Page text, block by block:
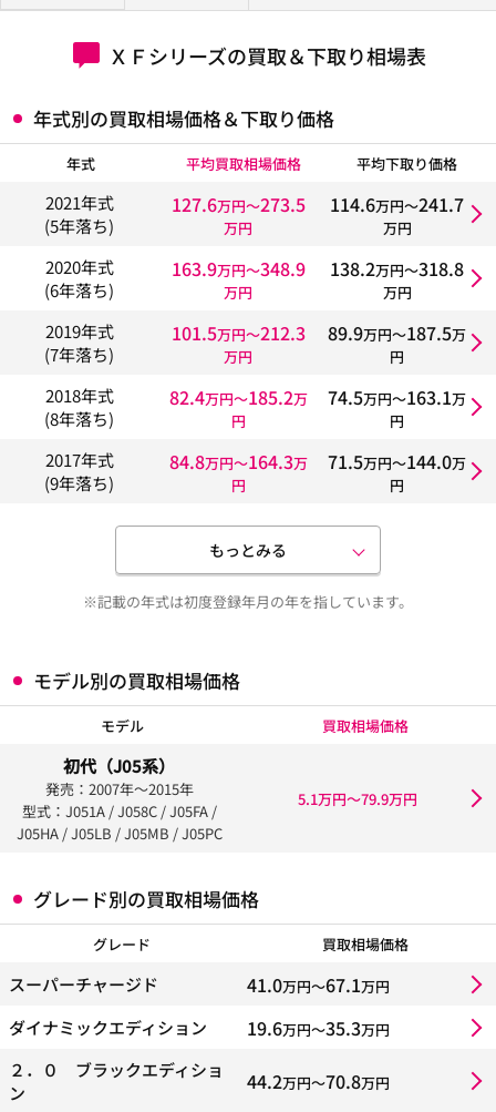
ＸＦシリーズの買取＆下取り相場表
年式別の買取相場価格＆下取り価格
年式 平均買取相場価格 平均下取り価格
2021年式
(5年落ち)
127.6万円〜273.5
万円
114.6万円〜241.7
万円
2020年式
(6年落ち)
163.9万円〜348.9
万円
138.2万円〜318.8
万円
2019年式
(7年落ち)
101.5万円〜212.3
万円
89.9万円〜187.5万
円
2018年式
(8年落ち)
82.4万円〜185.2万
円
74.5万円〜163.1万
円
2017年式
(9年落ち)
84.8万円〜164.3万
円
71.5万円〜144.0万
円
もっとみる
※記載の年式は初度登録年月の年を指しています。
モデル別の買取相場価格
モデル 買取相場価格
初代（J05系）
発売：2007年〜2015年
型式：J051A / J058C / J05FA /
J05HA / J05LB / J05MB / J05PC
5.1万円〜79.9万円
グレード別の買取相場価格
グレード 買取相場価格
スーパーチャージド 41.0万円〜67.1万円
ダイナミックエディション 19.6万円〜35.3万円
２．０ ブラックエディショ
ン
44.2万円〜70.8万円